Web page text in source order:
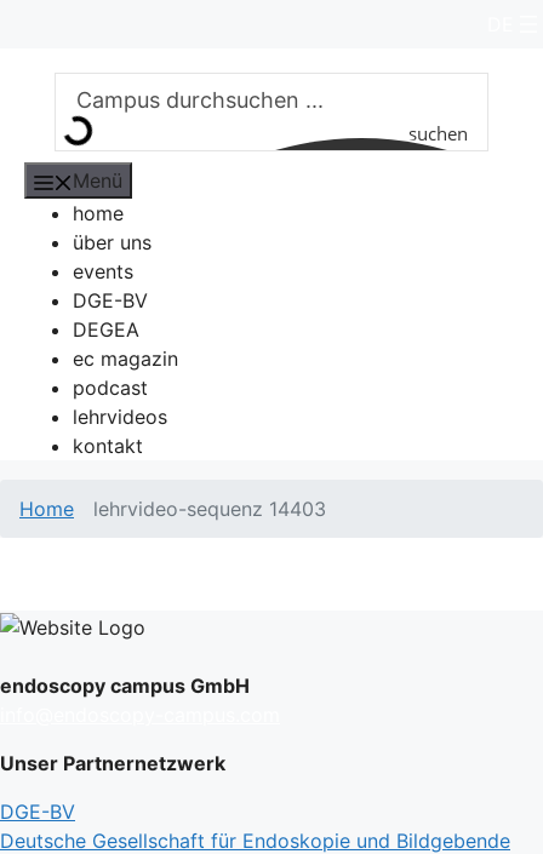
springen
suchen
Menü
home
über uns
events
DGE-BV
DEGEA
ec magazin
podcast
lehrvideos
kontakt
Home lehrvideo-sequenz 14403
endoscopy campus GmbH
Unser Partnernetzwerk
DGE-BV
Deutsche Gesellschaft für Endoskopie und Bildgebende